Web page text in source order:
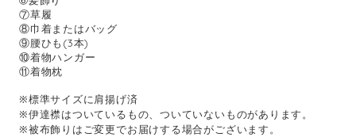
⑦草履
⑧巾着またはバッグ
⑨腰ひも(3本)
⑩着物ハンガー
⑪着物枕
※標準サイズに肩揚げ済
※伊達襟はついているもの、ついていないものがあります。
※被布飾りはご変更でお届けする場合がございます。